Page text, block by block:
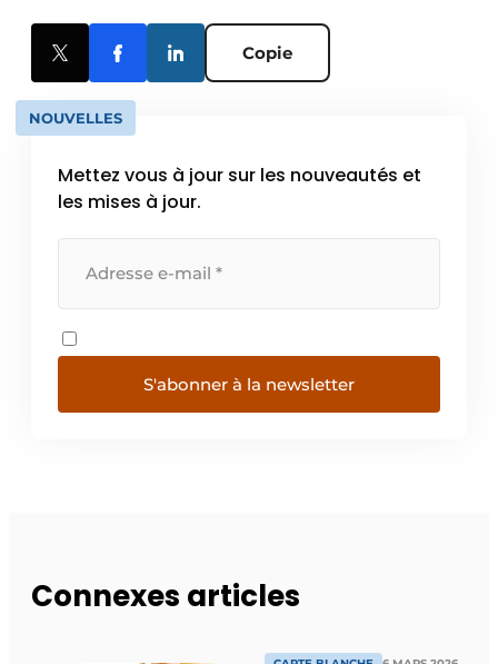
Copie
NOUVELLES
Mettez vous à jour sur les nouveautés et
les mises à jour.
S'abonner à la newsletter
Connexes articles